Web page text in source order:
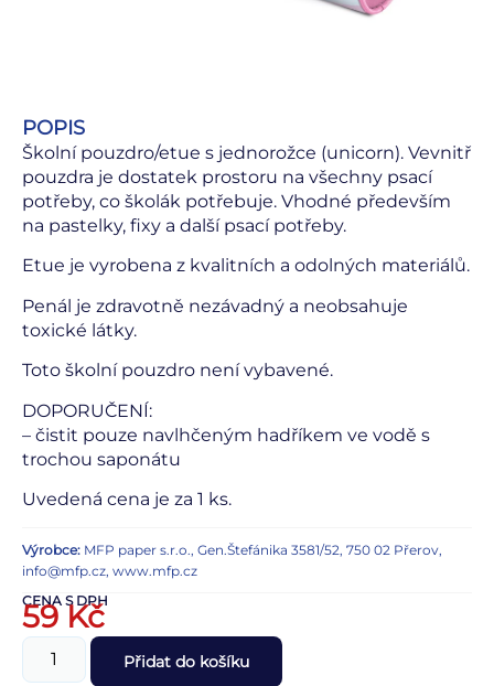
POPIS
Školní pouzdro/etue s jednorožce (unicorn). Vevnitř
pouzdra je dostatek prostoru na všechny psací
potřeby, co školák potřebuje. Vhodné především
na pastelky, fixy a další psací potřeby.
Etue je vyrobena z kvalitních a odolných materiálů.
Penál je zdravotně nezávadný a neobsahuje
toxické látky.
Toto školní pouzdro není vybavené.
DOPORUČENÍ:
– čistit pouze navlhčeným hadříkem ve vodě s
trochou saponátu
Uvedená cena je za 1 ks.
Výrobce: MFP paper s.r.o., Gen.Štefánika 3581/52, 750 02 Přerov,
info@mfp.cz, www.mfp.cz
CENA S DPH
59Kč
Přidat do košíku